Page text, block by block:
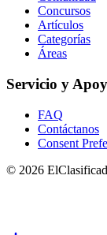
Concursos
Artículos
Categorías
Áreas
Servicio y
FAQ
Contáctanos
Consent
© 2026